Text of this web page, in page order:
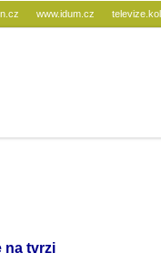
www.idum.cz
na tvrzi